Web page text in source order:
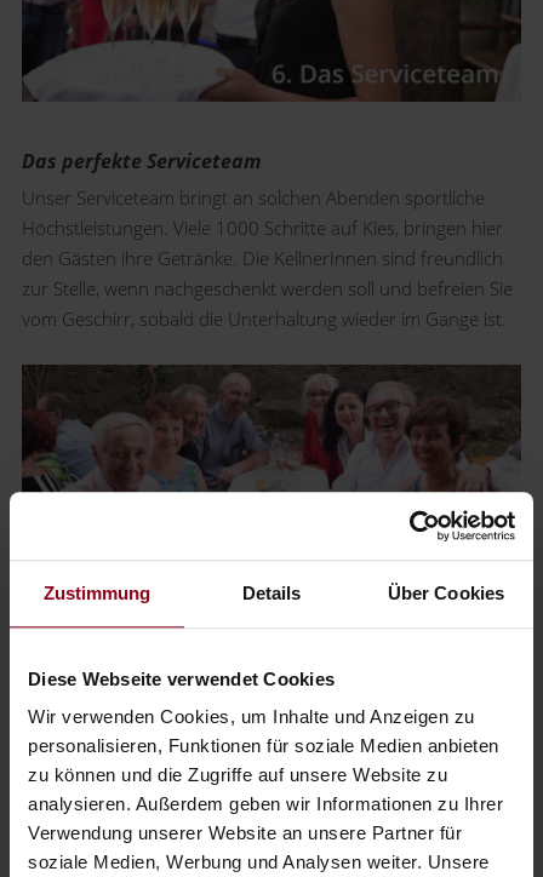
Zustimmung Details Über Cookies
Diese Webseite verwendet Cookies
Wir verwenden Cookies, um Inhalte und Anzeigen zu
personalisieren, Funktionen für soziale Medien anbieten
zu können und die Zugriffe auf unsere Website zu
analysieren. Außerdem geben wir Informationen zu Ihrer
Verwendung unserer Website an unsere Partner für
soziale Medien, Werbung und Analysen weiter. Unsere
Das perfekte Serviceteam
Unser Serviceteam bringt an solchen Abenden sportliche
Höchstleistungen. Viele 1000 Schritte auf Kies, bringen hier
den Gästen ihre Getränke. Die KellnerInnen sind freundlich
zur Stelle, wenn nachgeschenkt werden soll und befreien Sie
vom Geschirr, sobald die Unterhaltung wieder im Gange ist.
Feierlaune
Haben Sie sich an die erstens sechs Punkte gehalten?
Na eben, dann ist die Feierlaune schon garantiert.
Viel Vergnügen!